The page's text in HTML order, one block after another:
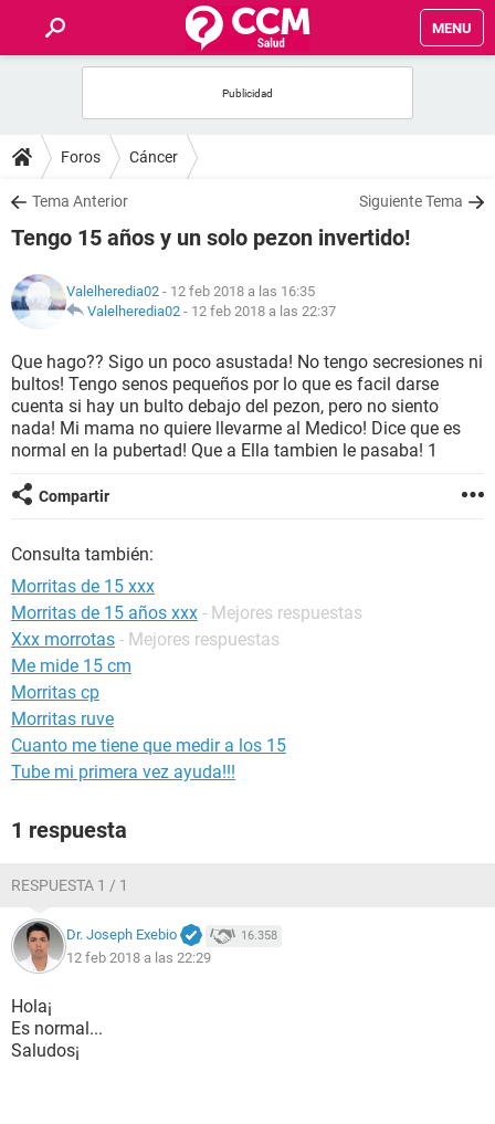
MENU
FOROS
SALUD
FAMILIA
NUTRICIÓN
BIENESTAR
SEXUALIDAD
GLOSARIO
Foros Cáncer
Tema Anterior Siguiente Tema
Tengo 15 años y un solo pezon invertido!
Valelheredia02 - 12 feb 2018 a las 16:35
Valelheredia02 - 12 feb 2018 a las 22:37
Que hago?? Sigo un poco asustada! No tengo secresiones ni
bultos! Tengo senos pequeños por lo que es facil darse
cuenta si hay un bulto debajo del pezon, pero no siento
nada! Mi mama no quiere llevarme al Medico! Dice que es
normal en la pubertad! Que a Ella tambien le pasaba! 1
Compartir
Consulta también:
Morritas de 15 xxx
Morritas de 15 años xxx - Mejores respuestas
Xxx morrotas - Mejores respuestas
Me mide 15 cm
Morritas cp
Morritas ruve
Cuanto me tiene que medir a los 15
Tube mi primera vez ayuda!!!
1 respuesta
RESPUESTA 1 / 1
Dr. Joseph Exebio 16.358
12 feb 2018 a las 22:29
Hola¡
Es normal...
Saludos¡